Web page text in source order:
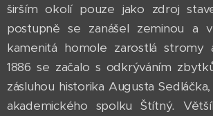
širším okolí pouze jako zdroj
postupně se zanášel zeminou a
kamenitá homole zarostlá
1886 se začalo s odkrýváním
zásluhou historika Augusta
akademického spolku Štítný.